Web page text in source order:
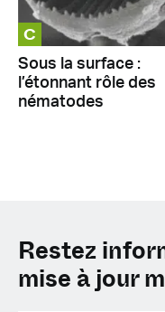
C
Sous la surface :
l’étonnant rôle des
nématodes
Restez
mise à jour